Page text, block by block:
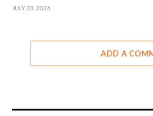
JULY 20, 2026
ADD A